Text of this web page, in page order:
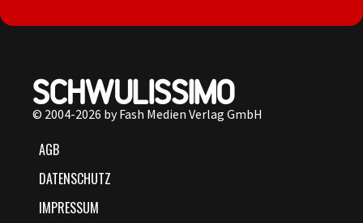
© 2004-2026 by Fash Medien Verlag GmbH
AGB
DATENSCHUTZ
IMPRESSUM